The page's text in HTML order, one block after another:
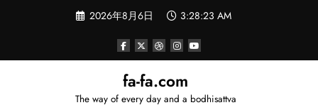
ツ
2026年8月6日 3:28:24 AM
fa-fa.com
The way of every day and a bodhisattva